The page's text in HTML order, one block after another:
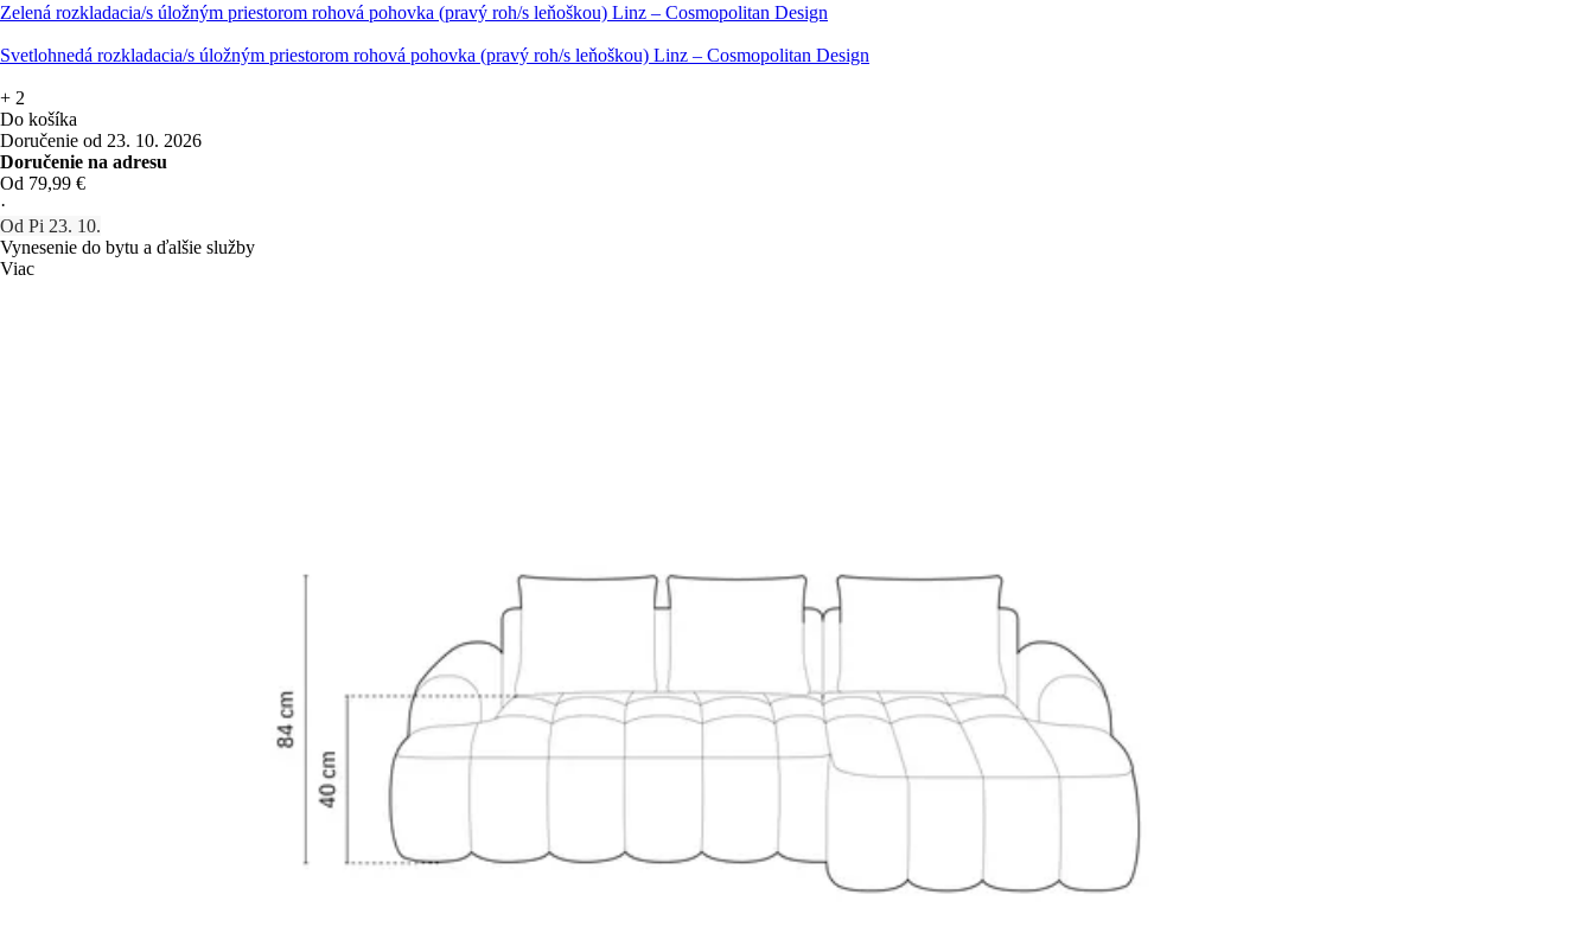
Zelená rozkladacia/s úložným priestorom rohová pohovka (pravý roh/s leňoškou) Linz – Cosmopolitan Design
Svetlohnedá rozkladacia/s úložným priestorom rohová pohovka (pravý roh/s leňoškou) Linz – Cosmopolitan Design
+ 2
Do košíka
Doručenie od 23. 10. 2026
Doručenie na adresu
Od 79,99 €
·
Od Pi 23. 10.
Vynesenie do bytu a ďalšie služby
Viac